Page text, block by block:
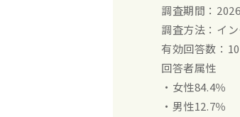
調査期間：
調査方法：イ
有効回答数：
回答者属性
・女性84.4％
・男性12.7％